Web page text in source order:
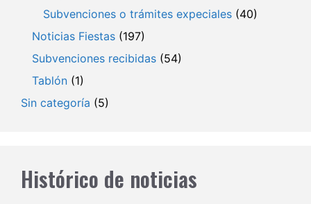
Subvenciones o trámites expeciales (40)
Noticias Fiestas (197)
Subvenciones recibidas (54)
Tablón (1)
Sin categoría (5)
Histórico de noticias